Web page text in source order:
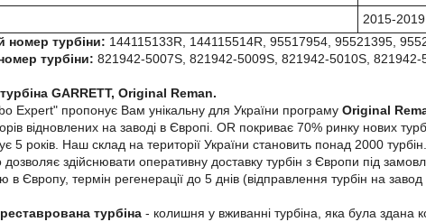
2015-2019
номер турбіни: 144115133R, 144115514R, 95517954, 95521395,
турбіни: 821942-5007S, 821942-5009S, 821942-5010S,
GARRETT, Original Reman.
Expert" пропонує Вам унікальну для України програму Original
відновлених на заводі в Європі. OR покриває 70% ринку нових
5 років. Наш склад на території України становить понад 2000
здійснювати оперативну доставку турбін з Європи під
в Європу, термін регенерації до 5 днів (відправлення турбін на
турбіна - колишня у вживанні турбіна, яка була здана